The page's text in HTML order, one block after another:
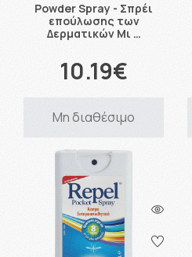
Powder Spray - Σπρέι
επούλωσης των
Δερματικών Μι …
10.19€
Μη διαθέσιμο